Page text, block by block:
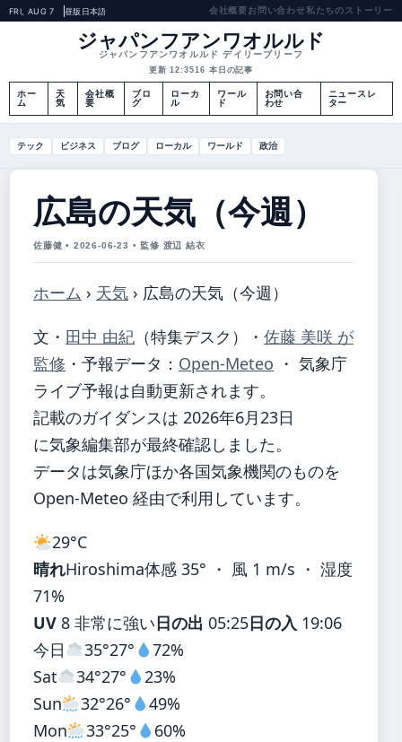
FRI, AUG 7 昼版 日本語 会社概要お問い合わせ私たちのストーリー
ジャパンフアンワオルルド
ジャパンフアンワオルルド デイリーブリーフ
更新 12:3516 本日の記事
ホー
ム
天
気
会社概
要
ブロ
グ
ローカ
ル
ワール
ド
お問い合
わせ
ニュースレ
ター
テック ビジネス ブログ ローカル ワールド 政治
広島の天気（今週）
佐藤健 • 2026-06-23 • 監修 渡辺 結衣
ホーム › 天気 › 広島の天気（今週）
文・ 田中 由紀 （特集デスク） ・ 佐藤 美咲 が
監修 ・ 予報データ： Open-Meteo ・ 気象庁
ライブ予報は自動更新されます。
記載のガイダンスは 2026年6月23日
に気象編集部が最終確認しました。
データは気象庁ほか各国気象機関のものを
Open-Meteo 経由で利用しています。
29°C
晴れHiroshima体感 35° ・ 風 1 m/s ・ 湿度
71%
UV 8 非常に強い日の出 05:25日の入 19:06
今日
35°27°
72%
Sat
34°27°
23%
Sun
32°26°
49%
Mon
33°25°
60%